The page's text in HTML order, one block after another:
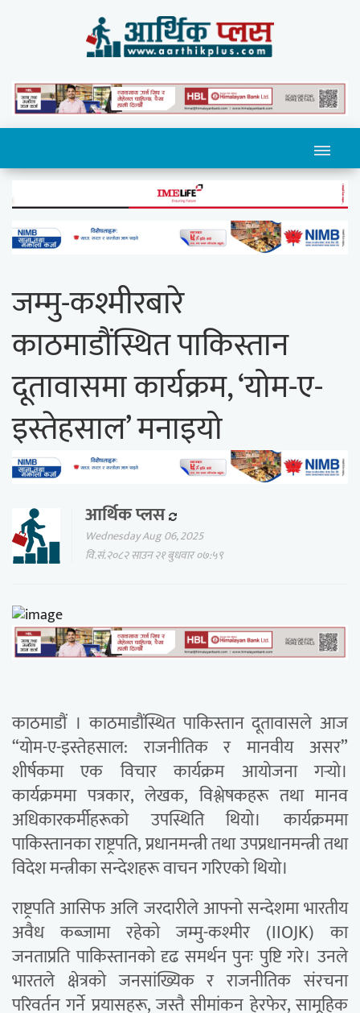
जम्मु-कश्मीरबारे
काठमाडौंस्थित पाकिस्तान
दूतावासमा कार्यक्रम, ‘योम-ए-
इस्तेहसाल’ मनाइयो
आर्थिक प्लस
Wednesday Aug 06, 2025
वि.सं.२०८२ साउन २१ बुधवार ०७:५९
काठमाडौं । काठमाडौंस्थित पाकिस्तान दूतावासले आज
“योम-ए-इस्तेहसाल: राजनीतिक र मानवीय असर”
शीर्षकमा एक विचार कार्यक्रम आयोजना गर्‍यो।
कार्यक्रममा पत्रकार, लेखक, विश्लेषकहरू तथा मानव
अधिकारकर्मीहरूको उपस्थिति थियो। कार्यक्रममा
पाकिस्तानका राष्ट्रपति, प्रधानमन्त्री तथा उपप्रधानमन्त्री तथा
विदेश मन्त्रीका सन्देशहरू वाचन गरिएको थियो।
राष्ट्रपति आसिफ अलि जरदारीले आफ्नो सन्देशमा भारतीय
अवैध कब्जामा रहेको जम्मु-कश्मीर (IIOJK) का
जनताप्रति पाकिस्तानको दृढ समर्थन पुनः पुष्टि गरे। उनले
भारतले क्षेत्रको जनसांख्यिक र राजनीतिक संरचना
परिवर्तन गर्ने प्रयासहरू, जस्तै सीमांकन हेरफेर, सामूहिक